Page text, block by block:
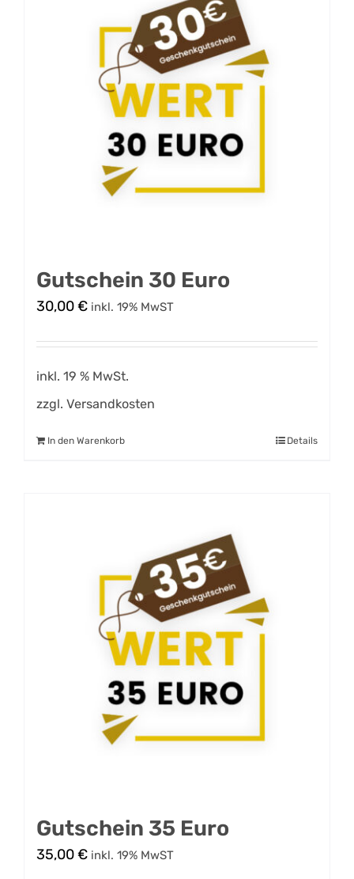
Gutschein 30 Euro
30,00€ inkl. 19% MwST
inkl. 19 % MwSt.
zzgl. Versandkosten
In den Warenkorb Details
Gutschein 35 Euro
35,00€ inkl. 19% MwST